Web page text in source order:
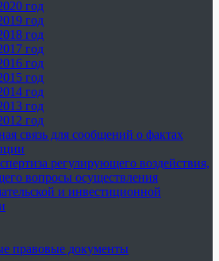
год
год
год
год
год
год
год
год
год
связь для сообщений о фактах
регулирующего воздействия,
вопросы осуществления
и инвестиционной
правовые документы